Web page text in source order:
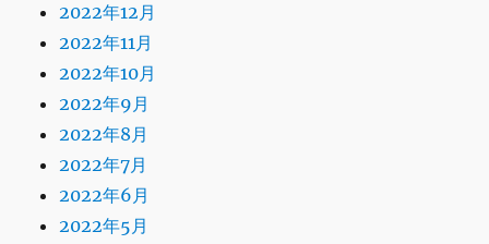
2022年12月
2022年11月
2022年10月
2022年9月
2022年8月
2022年7月
2022年6月
2022年5月